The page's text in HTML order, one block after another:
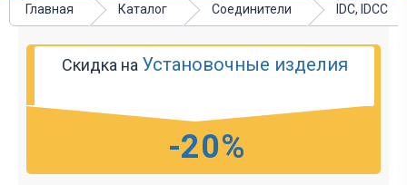
Главная Каталог Соединители IDC, IDCC
Скидка на Установочные изделия
-20%